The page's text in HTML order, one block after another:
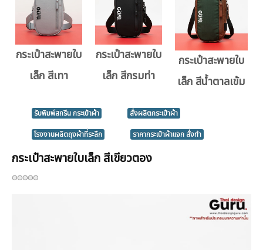
กระเป๋าสะพายใบ
เล็ก สีเทา
กระเป๋าสะพายใบ
เล็ก สีกรมท่า
กระเป๋าสะพายใบ
เล็ก สีน้ำตาลเข้ม
รับพิมพ์สกรีน กระเป๋าผ้า
สั่งผลิตกระเป๋าผ้า
โรงงานผลิตถุงผ้าที่ระลึก
ราคากระเป๋าผ้าแจก สั่งทำ
กระเป๋าสะพายใบเล็ก สีเขียวตอง